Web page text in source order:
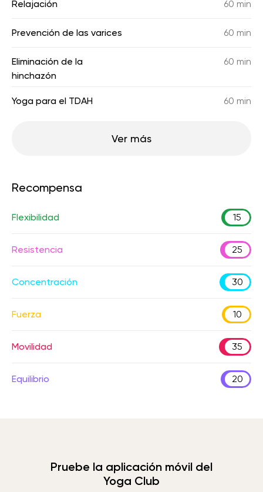
Relajación 60 min
Prevención de las varices 60 min
Eliminación de la
hinchazón
60 min
Yoga para el TDAH 60 min
Ver más
Recompensa
Flexibilidad 15
Resistencia 25
Concentración 30
Fuerza 10
Movilidad 35
Equilibrio 20
Pruebe la aplicación móvil del
Yoga Club